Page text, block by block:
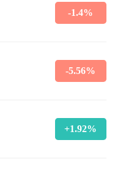
-1.4%
-5.56%
+1.92%